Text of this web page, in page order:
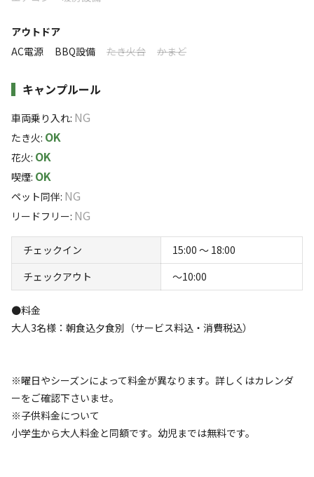
アウトドア
AC電源
BBQ設備 たき火台 かまど
キャンプルール
車両乗り入れ: NG
たき火: OK
花火: OK
喫煙: OK
ペット同伴: NG
リードフリー: NG
チェックイン
15:00 〜 18:00
チェックアウト
〜10:00
●料金
大人3名様：朝食込夕食別（サービス料込・消費税込）
※曜日やシーズンによって料金が異なります。詳しくはカレンダ
ーをご確認下さいませ。
※子供料金について
小学生から大人料金と同額です。幼児までは無料です。
特徴タグ
#初心者歓迎 # カップルにおすすめ
キャンペーン
空き状況検索
宿泊 日帰り
チェックイン
利用人数